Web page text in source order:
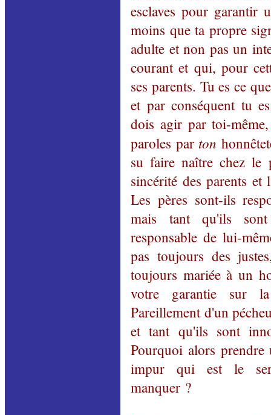
esclaves pour
moins que ta propre
adulte et non pas un
courant et qui, pour
ses parents. Tu es ce
et par conséquent tu
dois agir par toi-
paroles par ton
su faire naître chez le
sincérité des parents
Les pères sont-ils
mais tant qu'ils
responsable de lui-
pas toujours des
toujours mariée à un
votre garantie sur
Pareillement d'un
et tant qu'ils sont
Pourquoi alors
impur qui est le
manquer ?